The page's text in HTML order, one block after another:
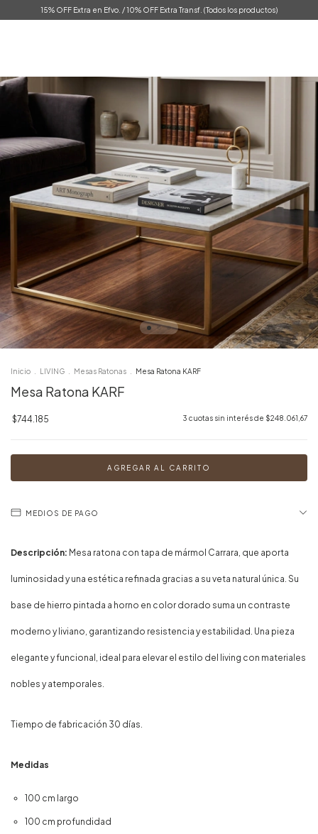
15% OFF Extra en Efvo. / 10% OFF Extra Transf. (Todos los productos)
Inicio LIVING Mesas Ratonas Mesa Ratona KARF
Mesa Ratona KARF
$744.185 3 cuotas sin interés de $248.061,67
MEDIOS DE PAGO
Descripción: Mesa ratona con tapa de mármol Carrara, que aporta
luminosidad y una estética refinada gracias a su veta natural única. Su
base de hierro pintada a horno en color dorado suma un contraste
moderno y liviano, garantizando resistencia y estabilidad. Una pieza
elegante y funcional, ideal para elevar el estilo del living con materiales
nobles y atemporales.
Tiempo de fabricación 30 días.
Medidas
100 cm largo
100 cm profundidad